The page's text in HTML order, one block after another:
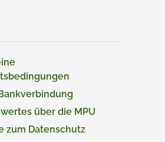
über die MPU
zum Datenschutz